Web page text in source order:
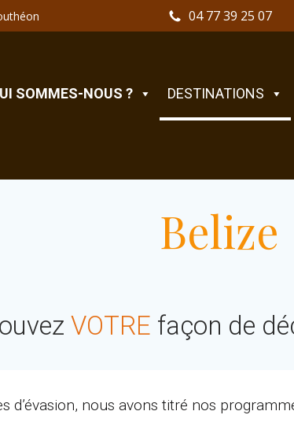
04 77 39 25 07
SOMMES-NOUS ? DESTINATIONS
Belize
VOTRE façon de
d’évasion, nous avons titré nos